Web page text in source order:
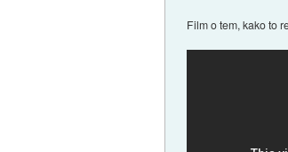
Film o tem, kako to